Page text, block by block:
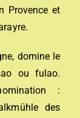
Provence et
domine le
ou fulao.
:
des